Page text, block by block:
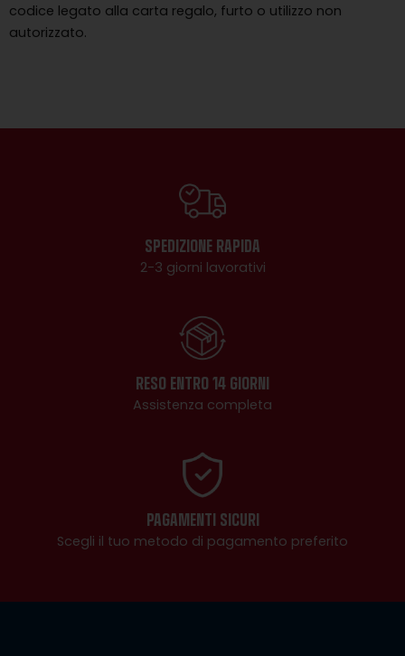
codice legato alla carta regalo, furto o utilizzo non
autorizzato.
SPEDIZIONE RAPIDA
2-3 giorni lavorativi
RESO ENTRO 14 GIORNI
Assistenza completa
PAGAMENTI SICURI
Scegli il tuo metodo di pagamento preferito